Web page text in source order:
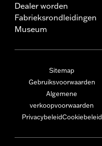
Dealer worden
Fabrieksrondleidingen
Museum
Sitemap
Gebruiksvoorwaarden
Algemene
verkoopvoorwaarden
PrivacybeleidCookiebeleid